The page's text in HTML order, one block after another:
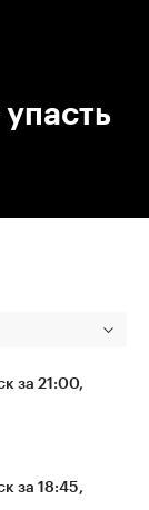
за 21:00,
за 18:45,